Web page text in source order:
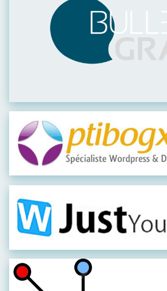
Visiter leur site
Visiter leur site